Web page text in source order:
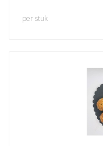
per stuk